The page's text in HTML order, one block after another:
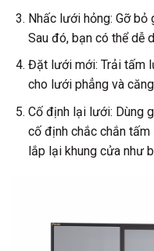
Nhấc lưới hỏng: Gỡ bỏ
Sau đó, bạn có thể dễ
Đặt lưới mới: Trải tấm
cho lưới phẳng và
Cố định lại lưới: Dùng
cố định chắc chắn
lắp lại khung cửa như